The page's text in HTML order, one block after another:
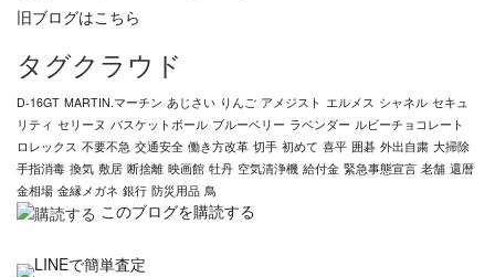
旧ブログはこちら
タグクラウド
D-16GT MARTIN.マーチン あじさい りんご アメジスト エルメス シャネル セキュ
リティ セリーヌ バスケットボール ブルーベリー ラベンダー ルビーチョコレート
ロレックス 不要不急 交通安全 働き方改革 切手 初めて 喜平 囲碁 外出自粛 大掃除
手指消毒 換気 敷居 断捨離 映画館 牡丹 空気清浄機 給付金 緊急事態宣言 老舗 還暦
金相場 金縁メガネ 銀行 防災用品 鳥
このブログを購読する